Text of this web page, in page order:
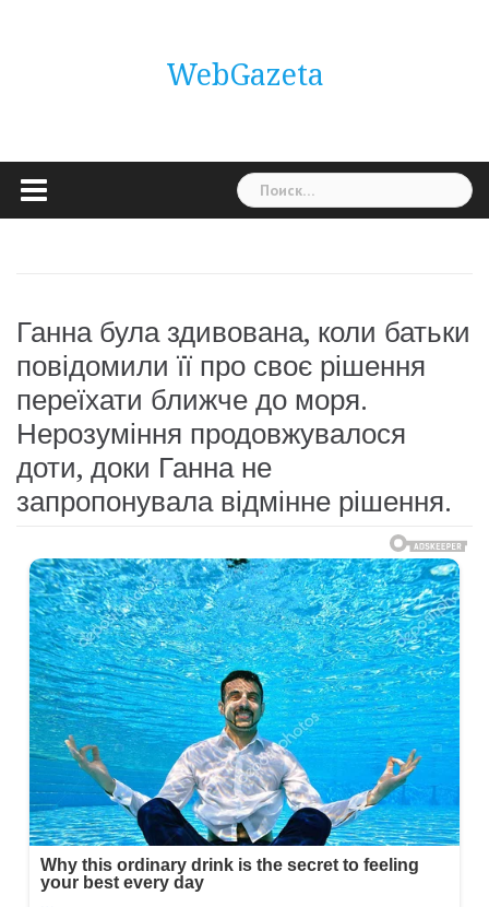
WebGazeta
Найти:
Ганна була здивована, коли батьки
повідомили її про своє рішення
переїхати ближче до моря.
Нерозуміння продовжувалося
доти, доки Ганна не
запропонувала відмінне рішення.